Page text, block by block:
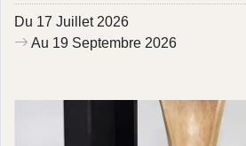
Du 17 Juillet 2026
Au 19 Septembre 2026